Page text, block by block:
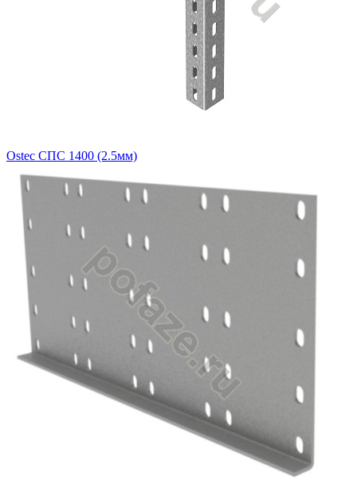
Ostec СПС 1400 (2.5мм)